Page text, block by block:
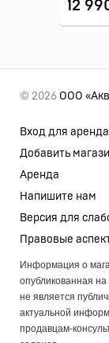
12
© 2026 ООО
Вход для
Добавить
Аренда
Напишите нам
Версия для
Правовые
Информация о
опубликованная
не является
актуальной
продавцам-